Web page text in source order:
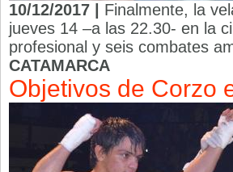
10/12/2017 | Finalmente, la
jueves 14 –a las 22.30- en la
profesional y seis combates
CATAMARCA
Objetivos de Corzo